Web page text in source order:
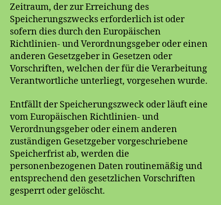
Zeitraum, der zur Erreichung des
Speicherungszwecks erforderlich ist oder
sofern dies durch den Europäischen
Richtlinien- und Verordnungsgeber oder einen
anderen Gesetzgeber in Gesetzen oder
Vorschriften, welchen der für die Verarbeitung
Verantwortliche unterliegt, vorgesehen wurde.
Entfällt der Speicherungszweck oder läuft eine
vom Europäischen Richtlinien- und
Verordnungsgeber oder einem anderen
zuständigen Gesetzgeber vorgeschriebene
Speicherfrist ab, werden die
personenbezogenen Daten routinemäßig und
entsprechend den gesetzlichen Vorschriften
gesperrt oder gelöscht.